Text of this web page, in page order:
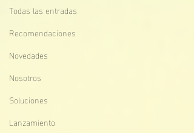
Todas las entradas
Recomendaciones
Novedades
Nosotros
Soluciones
Lanzamiento